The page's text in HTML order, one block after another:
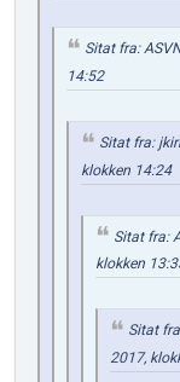
Sitat fra:
14:52
Sitat fra:
klokken 14:24
Sitat fra:
klokken
Sitat
2017,